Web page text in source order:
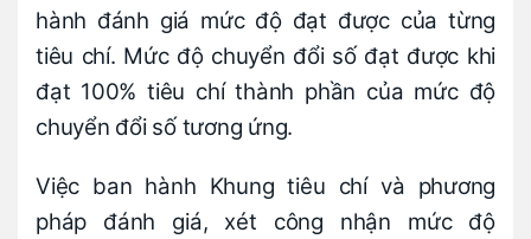
hành đánh giá mức độ đạt được của từng
tiêu chí. Mức độ chuyển đổi số đạt được khi
đạt 100% tiêu chí thành phần của mức độ
chuyển đổi số tương ứng.
Việc ban hành Khung tiêu chí và phương
pháp đánh giá, xét công nhận mức độ